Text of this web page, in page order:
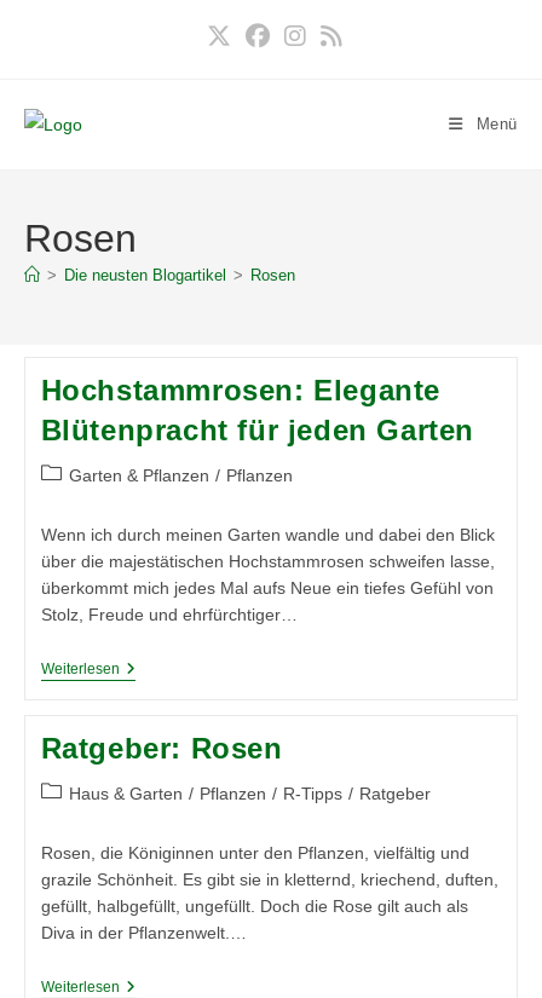
Menü
Rosen
> Die neusten Blogartikel > Rosen
Hochstammrosen: Elegante
Blütenpracht für jeden Garten
Beitrags-
Garten & Pflanzen / Pflanzen
Wenn ich durch meinen Garten wandle und dabei den Blick
über die majestätischen Hochstammrosen schweifen lasse,
überkommt mich jedes Mal aufs Neue ein tiefes Gefühl von
Stolz, Freude und ehrfürchtiger…
WeiterlesenHochstammrosen:
Jeden
Ratgeber: Rosen
Beitrags-
Haus & Garten / Pflanzen / R-Tipps / Ratgeber
Rosen, die Königinnen unter den Pflanzen, vielfältig und
grazile Schönheit. Es gibt sie in kletternd, kriechend, duften,
gefüllt, halbgefüllt, ungefüllt. Doch die Rose gilt auch als
Diva in der Pflanzenwelt.…
WeiterlesenRatgeber: